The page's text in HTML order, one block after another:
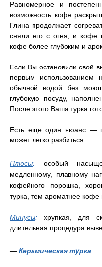
Равномерное и
возможность кофе
Глина продолжает
сняли его с огня, и кофе
кофе более глубоким и
Если Вы остановили свой
первым
обычной водой без
глубокую посуду,
После этого Ваша турка
Есть еще один нюанс —
может легко разбиться.
Плюсы:
особый
медленному, плавному
кофейного порошка,
турка, тем ароматнее кофе
Минусы: хрупкая, для
длительная процедура
— Керамическая турка